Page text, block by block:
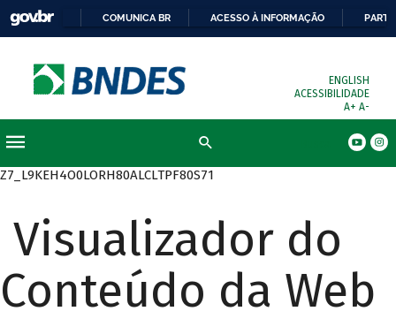
COMUNICA BR ACESSO À INFORMAÇÃO
ENGLISH
ACESSIBILIDADE
A+ A-
Z7_L9KEH4O0LORH80ALCLTPF80S71
Visualizador do
Conteúdo da Web